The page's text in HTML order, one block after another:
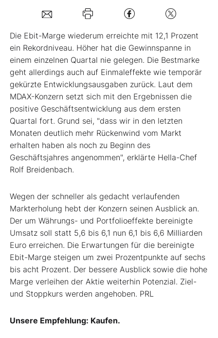
Mein Konto
Folgen Sie uns
Kontakt
Die Ebit-Marge wiederum erreichte mit 12,1 Prozent
ein Rekordniveau. Höher hat die Gewinnspanne in
einem einzelnen Quartal nie gelegen. Die Bestmarke
geht allerdings auch auf Einmaleffekte wie temporär
gekürzte Entwicklungsausgaben zurück. Laut dem
MDAX-Konzern setzt sich mit den Ergebnissen die
positive Geschäftsentwicklung aus dem ersten
Quartal fort. Grund sei, "dass wir in den letzten
Monaten deutlich mehr Rückenwind vom Markt
erhalten haben als noch zu Beginn des
Geschäftsjahres angenommen", erklärte Hella-Chef
Rolf Breidenbach.
Wegen der schneller als gedacht verlaufenden
Markterholung hebt der Konzern seinen Ausblick an.
Der um Währungs- und Portfolioeffekte bereinigte
Umsatz soll statt 5,6 bis 6,1 nun 6,1 bis 6,6 Milliarden
Euro erreichen. Die Erwartungen für die bereinigte
Ebit-Marge steigen um zwei Prozentpunkte auf sechs
bis acht Prozent. Der bessere Ausblick sowie die hohe
Marge verleihen der Aktie weiterhin Potenzial. Ziel-
und Stoppkurs werden angehoben. PRL
Unsere Empfehlung: Kaufen.